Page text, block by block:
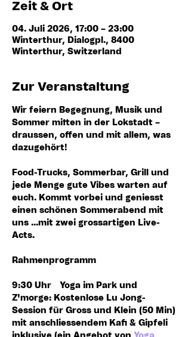
Zeit & Ort
04. Juli 2026, 17:00 – 23:00
Winterthur, Dialogpl., 8400
Winterthur, Switzerland
Zur Veranstaltung
Wir feiern Begegnung, Musik und
Sommer mitten in der Lokstadt –
draussen, offen und mit allem, was
dazugehört!
Food-Trucks, Sommerbar, Grill und
jede Menge gute Vibes warten auf
euch. Kommt vorbei und geniesst
einen schönen Sommerabend mit
uns ...mit zwei grossartigen Live-
Acts.
Rahmenprogramm
9:30 Uhr
Z'morge: Kostenlose Lu Jong-
Session für Gross und Klein (50 Min)
mit anschliessendem Kafi & Gipfeli